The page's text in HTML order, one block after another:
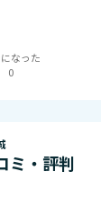
なった
0
ミ・評判